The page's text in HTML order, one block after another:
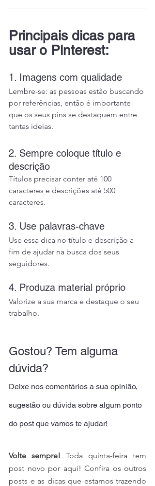
Principais dicas para
usar o Pinterest:
1. Imagens com qualidade
Lembre-se: as pessoas estão buscando
por referências, então é importante
que os seus pins se destaquem entre
tantas ideias.
2. Sempre coloque título e
descrição
Títulos precisar conter até 100
caracteres e descrições até 500
caracteres.
3. Use palavras-chave
Use essa dica no título e descrição a
fim de ajudar na busca dos seus
seguidores.
4. Produza material próprio
Valorize a sua marca e destaque o seu
trabalho.
Gostou? Tem alguma
dúvida?
Deixe nos comentários a sua opinião,
sugestão ou dúvida sobre algum ponto
do post que vamos te ajudar!
Volte sempre! Toda quinta-feira tem
post novo por aqui! Confira os outros
posts e as dicas que estamos trazendo